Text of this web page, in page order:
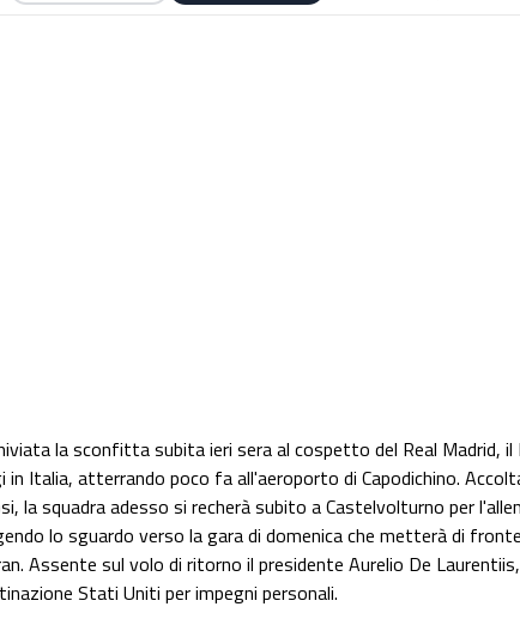
la sconfitta subita ieri sera al cospetto del Real Madrid,
in Italia, atterrando poco fa all'aeroporto di Capodichino.
la squadra adesso si recherà subito a Castelvolturno per
lo sguardo verso la gara di domenica che metterà di
Assente sul volo di ritorno il presidente Aurelio De
Stati Uniti per impegni personali.